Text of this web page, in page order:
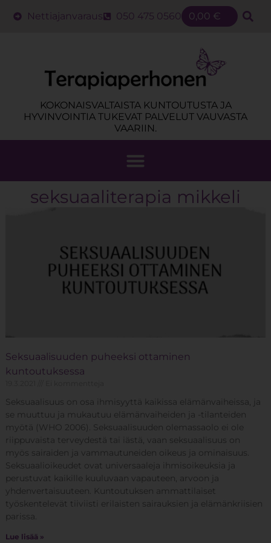
Nettiajanvaraus 050 475 0560 0,00 €
KOKONAISVALTAISTA KUNTOUTUSTA JA
HYVINVOINTIA TUKEVAT PALVELUT VAUVASTA
VAARIIN.
seksuaaliterapia mikkeli
Seksuaalisuuden puheeksi ottaminen
kuntoutuksessa
Seksuaalisuus on osa ihmisyyttä kaikissa elämänvaiheissa, ja
se muuttuu ja mukautuu elämänvaiheiden ja -tilanteiden
myötä (WHO 2006). Seksuaalisuuden olemassaolo ei ole
riippuvaista terveydestä tai iästä, vaan seksuaalisuus on
myös sairaiden ja vammautuneiden oikeus ja ominaisuus.
Seksuaalioikeudet ovat universaaleja ihmisoikeuksia ja
perustuvat kaikille kuuluvaan vapauteen, arvoon ja
yhdenvertaisuuteen. Kuntoutuksen ammattilaiset
työskentelevät tiiviisti erilaisten sairauksien ja elämänkriisien
parissa.
Lue lisää »